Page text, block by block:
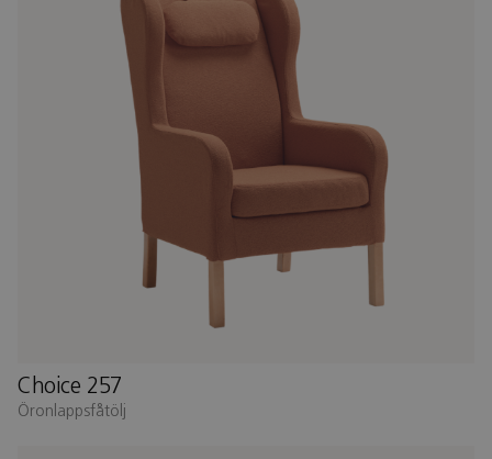
Choice 257
Öronlappsfåtölj